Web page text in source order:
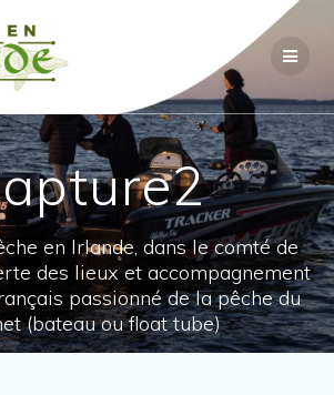
en Irlande, dans le comté de
des lieux et accompagnement
passionné de la pêche du
(bateau ou float tube)